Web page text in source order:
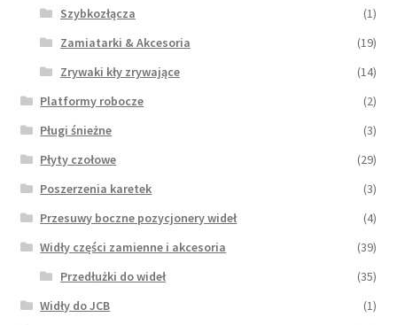
Szybkozłącza
(1)
Zamiatarki & Akcesoria
(19)
Zrywaki kły zrywające
(14)
Platformy robocze
(2)
Pługi śnieżne
(3)
Płyty czołowe
(29)
Poszerzenia karetek
(3)
Przesuwy boczne pozycjonery wideł
(4)
Widły części zamienne i akcesoria
(39)
Przedłużki do wideł
(35)
Widły do JCB
(1)